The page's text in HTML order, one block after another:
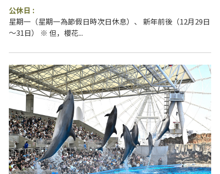
公休日 :
星期一（星期一為節假日時次日休息）、 新年前後（12月29日
～31日） ※ 但，櫻花...